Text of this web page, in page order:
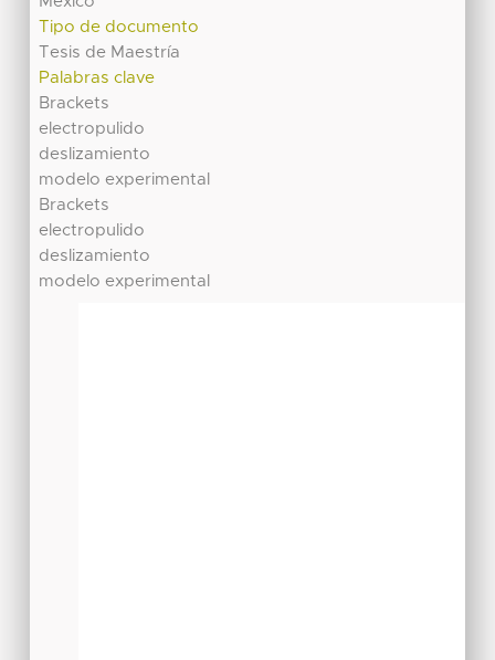
Tipo de documento
Tesis de Maestría
Palabras clave
Brackets
electropulido
deslizamiento
modelo experimental
Brackets
electropulido
deslizamiento
modelo experimental